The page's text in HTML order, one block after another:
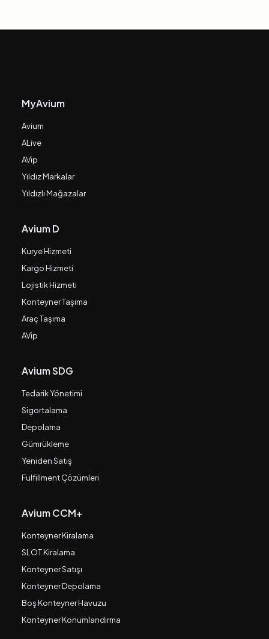
MyAvium
Avium
ALive
AVip
Yıldız Markalar
Yıldızlı Mağazalar
Avium D
Kurye Hizmeti
Kargo Hizmeti
Lojistik Hizmeti
Konteyner Taşıma
Araç Taşıma
AVip
Avium SDG
Tedarik Yönetimi
Sigortalama
Depolama
Gümrükleme
Yeniden Satış
Fulfillment Çözümleri
Avium CCM+
Konteyner Kiralama
SLOT Kiralama
Konteyner Satışı
Konteyner Depolama
Boş Konteyner Havuzu
Konteyner Konumlandırma